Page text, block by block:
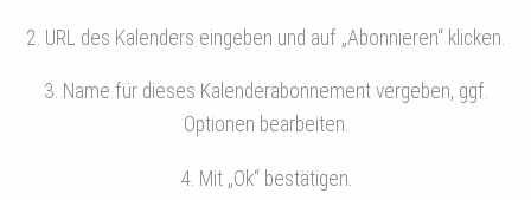
2. URL des Kalenders eingeben und auf „Abonnieren“ klicken.
3. Name für dieses Kalenderabonnement vergeben, ggf.
Optionen bearbeiten.
4. Mit „Ok“ bestätigen.